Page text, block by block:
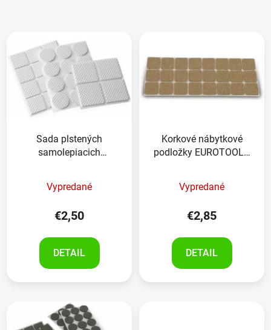
Sada plstených
samolepiacich
Vypredané
€2,50
DETAIL
Korkové nábytkové
podložky EUROTOOLS
Vypredané
€2,85
DETAIL